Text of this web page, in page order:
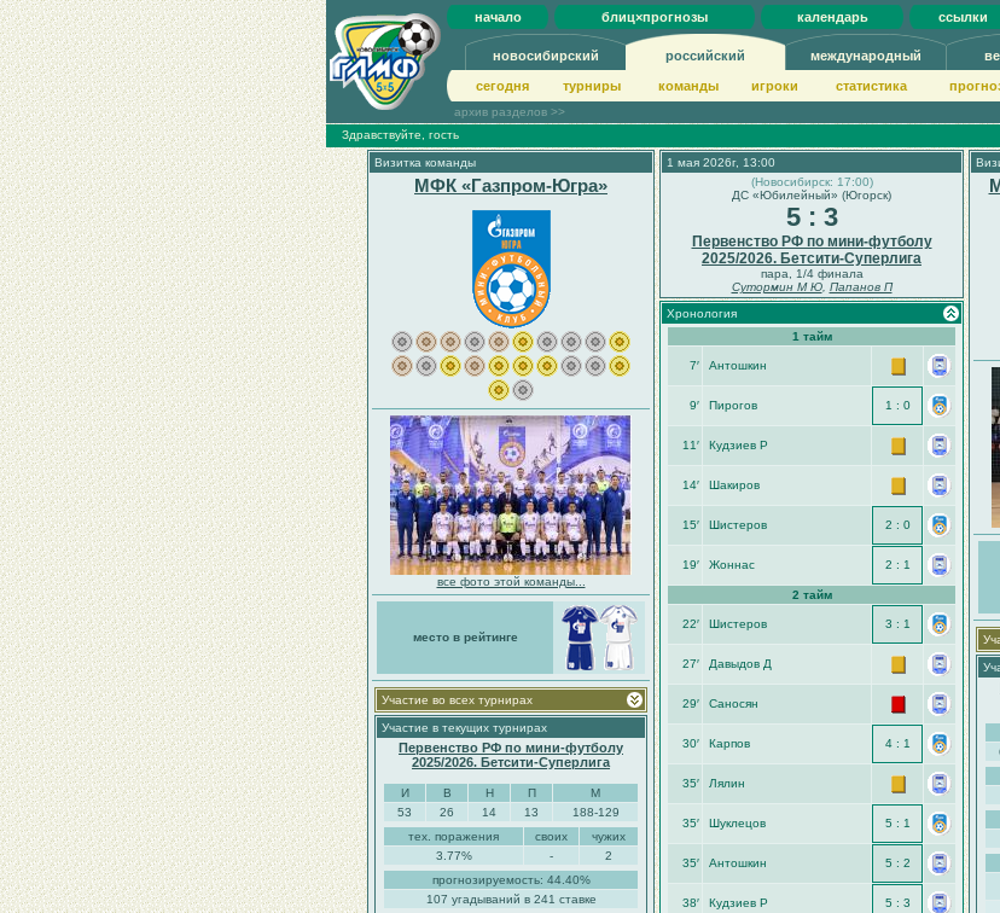
начало блиц×прогнозы календарь ссылки
новосибирский российский международный
сегодня турниры команды игроки статистика
архив разделов >>
Здравствуйте, гость
Визитка команды
МФК «Газпром-Югра»
все фото этой команды...
место в рейтинге
Участие во всех турнирах
Участие в текущих турнирах
Первенство РФ по мини-футболу
2025/2026. Бетсити-Суперлига
И В Н П
М
53
26 14 13
188-129
тех. поражения
своих
чужих
3.77%
-
2
прогнозируемость: 44.40%
107 угадываний в 241 ставке
1 мая 2026г, 13:00
(Новосибирск: 17:00)
ДС «Юбилейный» (Югорск)
5 : 3
Первенство РФ по мини-футболу
2025/2026. Бетсити-Суперлига
пара, 1/4 финала
Сутормин М Ю, Папанов П
Хронология
1 тайм
7′ Антошкин
9′ Пирогов 1 : 0
11′ Кудзиев Р
14′ Шакиров
15′ Шистеров 2 : 0
19′ Жоннас 2 : 1
2 тайм
22′ Шистеров 3 : 1
27′ Давыдов Д
29′ Саносян
30′ Карпов 4 : 1
35′ Лялин
35′ Шуклецов 5 : 1
35′ Антошкин 5 : 2
38′ Кудзиев Р 5 : 3